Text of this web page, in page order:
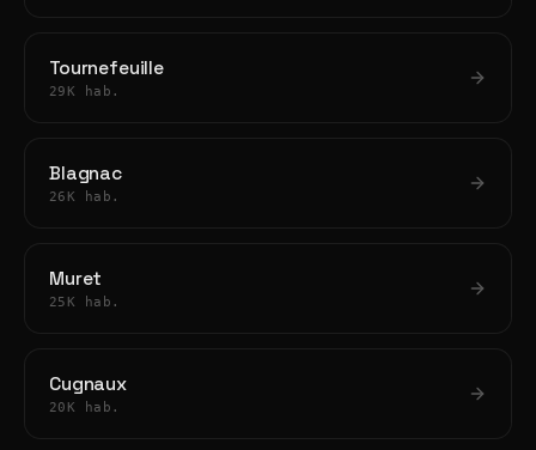
Tournefeuille
29K hab.
Blagnac
26K hab.
Muret
25K hab.
Cugnaux
20K hab.